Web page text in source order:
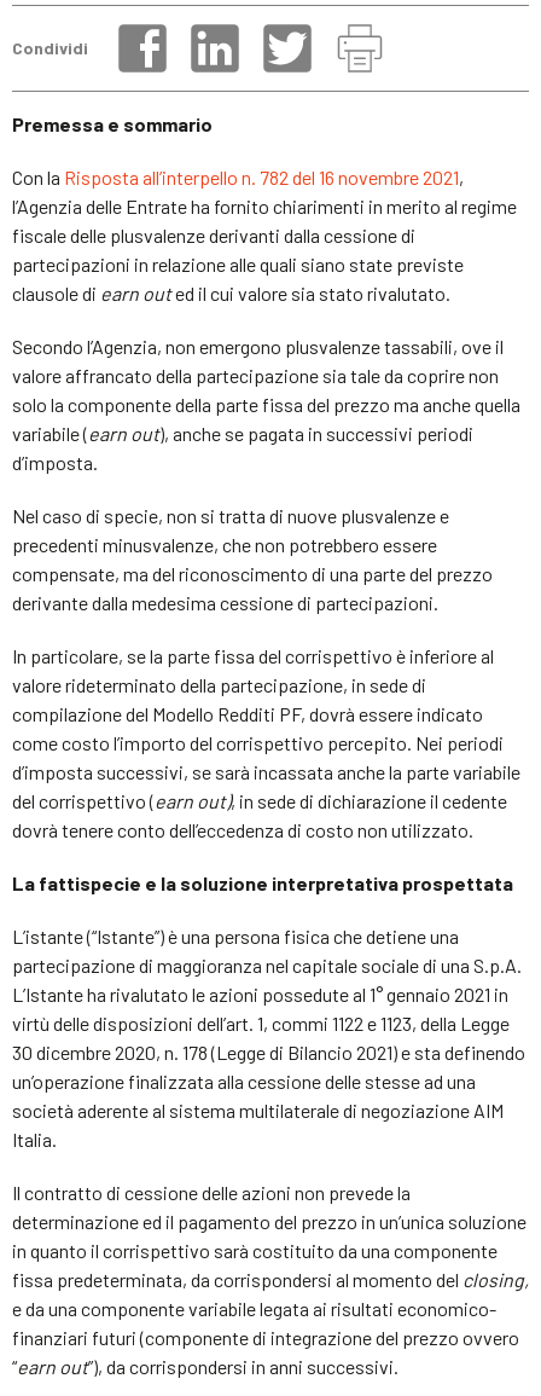
Condividi
Premessa e sommario
Con la Risposta all’interpello n. 782 del 16 novembre 2021,
l’Agenzia delle Entrate ha fornito chiarimenti in merito al regime
fiscale delle plusvalenze derivanti dalla cessione di
partecipazioni in relazione alle quali siano state previste
clausole di earn outed il cui valore sia stato rivalutato.
Secondo l’Agenzia, non emergono plusvalenze tassabili, ove il
valore affrancato della partecipazione sia tale da coprire non
solo la componente della parte fissa del prezzo ma anche quella
variabile (earn out), anche se pagata in successivi periodi
d’imposta.
Nel caso di specie, non si tratta di nuove plusvalenze e
precedenti minusvalenze, che non potrebbero essere
compensate, ma del riconoscimento di una parte del prezzo
derivante dalla medesima cessione di partecipazioni.
In particolare, se la parte fissa del corrispettivo è inferiore al
valore rideterminato della partecipazione, in sede di
compilazione del Modello Redditi PF, dovrà essere indicato
come costo l’importo del corrispettivo percepito. Nei periodi
d’imposta successivi, se sarà incassata anche la parte variabile
del corrispettivo (earn out), in sede di dichiarazione il cedente
dovrà tenere conto dell’eccedenza di costo non utilizzato.
La fattispecie e la soluzione interpretativa prospettata
L’istante (“Istante”) è una persona fisica che detiene una
partecipazione di maggioranza nel capitale sociale di una S.p.A.
L’Istante ha rivalutato le azioni possedute al 1° gennaio 2021 in
virtù delle disposizioni dell’art. 1, commi 1122 e 1123, della Legge
30 dicembre 2020, n. 178 (Legge di Bilancio 2021) e sta definendo
un’operazione finalizzata alla cessione delle stesse ad una
società aderente al sistema multilaterale di negoziazione AIM
Italia.
Il contratto di cessione delle azioni non prevede la
determinazione ed il pagamento del prezzo in un’unica soluzione
in quanto il corrispettivo sarà costituito da una componente
fissa predeterminata, da corrispondersi al momento del closing,
e da una componente variabile legata ai risultati economico-
finanziari futuri (componente di integrazione del prezzo ovvero
“earn out”), da corrispondersi in anni successivi.